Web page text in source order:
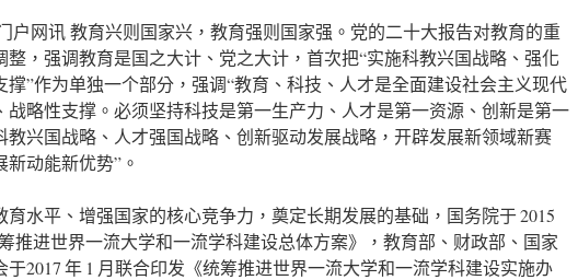
户网讯 教育兴则国家兴，教育强则国家强。党的二十大报告对教育的重
整，强调教育是国之大计、党之大计，首次把“实施科教兴国战略、强化
撑”作为单独一个部分，强调“教育、科技、人才是全面建设社会主义现代
战略性支撑。必须坚持科技是第一生产力、人才是第一资源、创新是第一
教兴国战略、人才强国战略、创新驱动发展战略，开辟发展新领域新赛
动能新优势”。
育水平、增强国家的核心竞争力，奠定长期发展的基础，国务院于 2015
推进世界一流大学和一流学科建设总体方案》，教育部、财政部、国家
于2017 年 1 月联合印发《统筹推进世界一流大学和一流学科建设实施办